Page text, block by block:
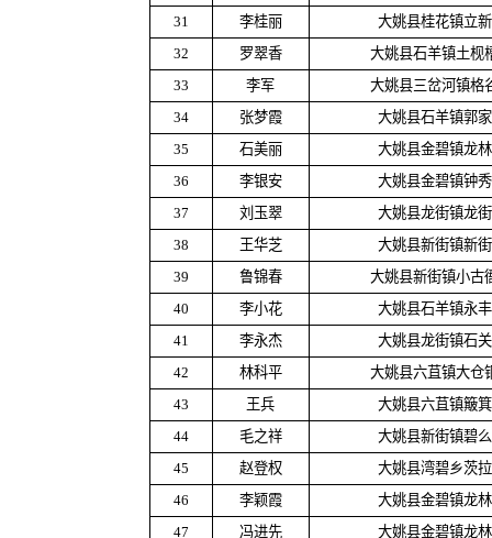
31
李桂丽
大姚县桂花镇立
32
罗翠香
大姚县石羊镇土枧
33
李军
大姚县三岔河镇格
34
张梦霞
大姚县石羊镇郭
35
石美丽
大姚县金碧镇龙
36
李银安
大姚县金碧镇钟
37
刘玉翠
大姚县龙街镇龙
38
王华芝
大姚县新街镇新
39
鲁锦春
大姚县新街镇小古
40
李小花
大姚县石羊镇永
41
李永杰
大姚县龙街镇石
42
林科平
大姚县六苴镇大仓
43
王兵
大姚县六苴镇簸
44
毛之祥
大姚县新街镇碧
45
赵登权
大姚县湾碧乡茨
46
李颖霞
大姚县金碧镇龙
47
冯进先 大姚县金碧镇龙